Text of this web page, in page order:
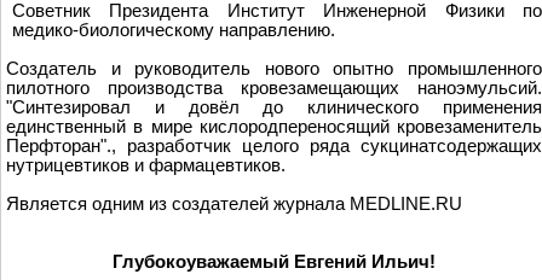
Советник Президента Институт Инженерной Физики по
медико-биологическому направлению.
Создатель и руководитель нового опытно промышленного
пилотного производства кровезамещающих наноэмульсий.
"Синтезировал и довёл до клинического применения
единственный в мире кислородпереносящий кровезаменитель
Перфторан"., разработчик целого ряда сукцинатсодержащих
нутрицевтиков и фармацевтиков.
Является одним из создателей журнала MEDLINE.RU
Глубокоуважаемый Евгений Ильич!